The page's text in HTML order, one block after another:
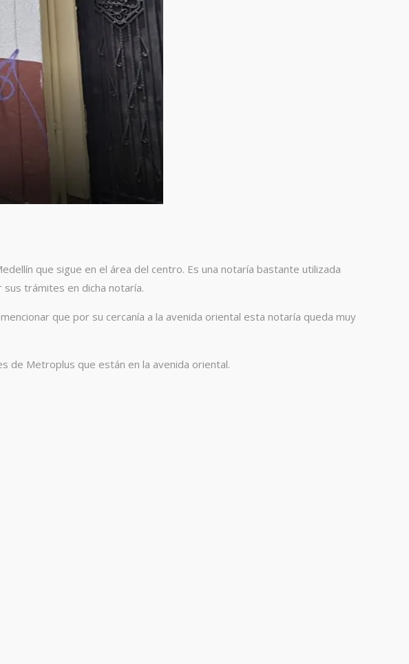
que sigue en el área del centro. Es una notaría bastante utilizada
trámites en dicha notaría.
que por su cercanía a la avenida oriental esta notaría queda muy
de Metroplus que están en la avenida oriental.